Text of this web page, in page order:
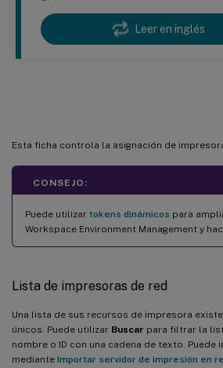
Leer en inglés
Esta ficha controla la asignación de
CONSEJO:
Puede utilizar tokens dinámicos para
Workspace Environment Management y
Lista de impresoras de red
Una lista de sus recursos de impresora
únicos. Puede utilizar Buscar para filtrar la
nombre o ID con una cadena de texto.
mediante Importar servidor de impresión en